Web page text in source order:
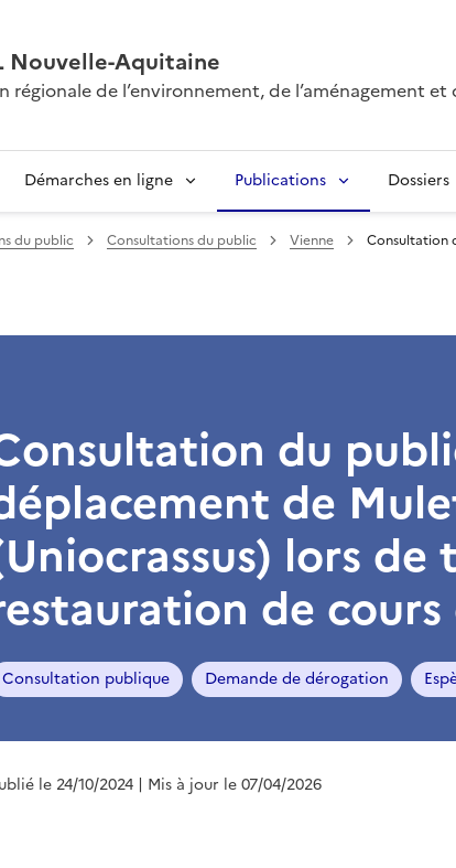
Nouvelle-Aquitaine
régionale de l’environnement, de l’aménagement
Démarches en ligne Publications Dossiers
du public Consultations du public Vienne
Consultation
du
de
lors de
de cours
Consultation publique Demande de dérogation
le 24/10/2024 | Mis à jour le 07/04/2026